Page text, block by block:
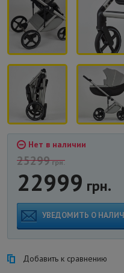
Нет в наличии
25299грн.
22999 грн.
УВЕДОМИТЬ О
Добавить к сравнению